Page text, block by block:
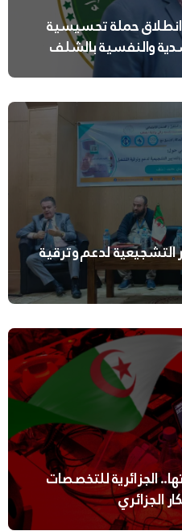
حملة تحسيسية
والنفسية بالشلف
التشجيعية لدعم وترقية
الجزائرية للتخصصات
الجزائري